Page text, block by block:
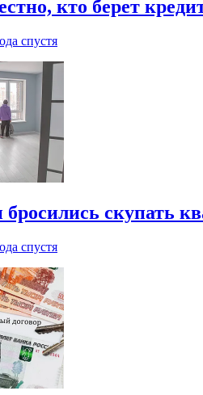
кто берет
спустя
скупать
спустя